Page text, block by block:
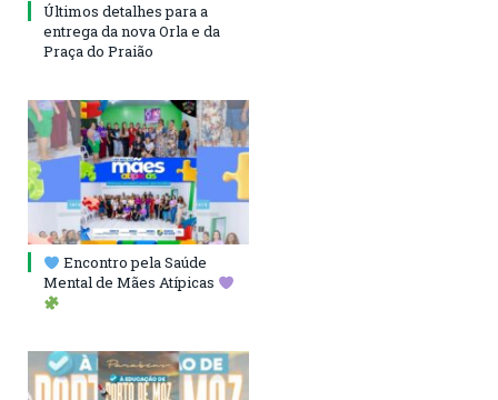
Últimos detalhes para a
entrega da nova Orla e da
Praça do Praião
Encontro pela Saúde
Mental de Mães Atípicas